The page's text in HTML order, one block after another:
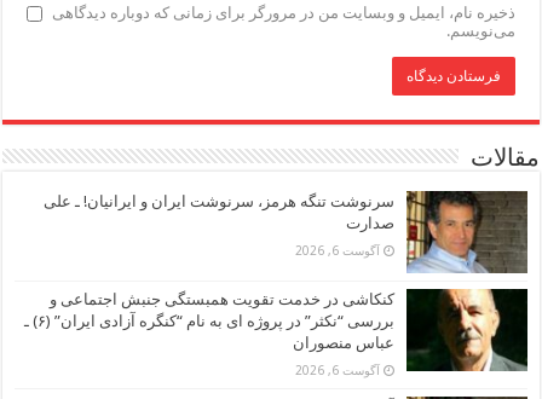
ذخیره نام، ایمیل و وبسایت من در مرورگر برای زمانی که دوباره دیدگاهی
می‌نویسم.
مقالات
سرنوشت تنگه هرمز، سرنوشت ایران و ایرانیان! ـ علی
صدارت
آگوست 6, 2026
کنکاشی در خدمت تقویت همبستگی جنبش اجتماعی و
بررسی “نکثر” در پروژه ای به نام “کنگره آزادی ایران” (۶) ـ
عباس منصوران
آگوست 6, 2026